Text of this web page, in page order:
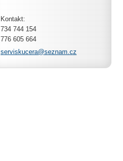
Kontakt:
734 744 154
776 605 664
serviskucera@seznam.cz